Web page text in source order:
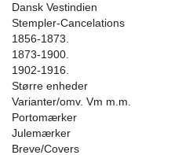
Dansk Vestindien
Stempler-Cancelations
1856-1873.
1873-1900.
1902-1916.
Større enheder
Varianter/omv. Vm m.m.
Portomærker
Julemærker
Breve/Covers